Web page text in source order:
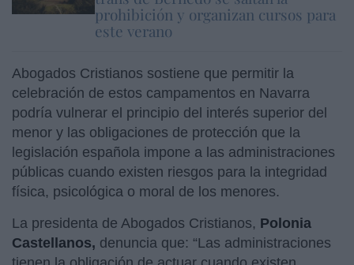
prohibición y organizan cursos para
este verano
Abogados Cristianos sostiene que permitir la
celebración de estos campamentos en Navarra
podría vulnerar el principio del interés superior del
menor y las obligaciones de protección que la
legislación española impone a las administraciones
públicas cuando existen riesgos para la integridad
física, psicológica o moral de los menores.
La presidenta de Abogados Cristianos, Polonia
Castellanos, denuncia que: “Las administraciones